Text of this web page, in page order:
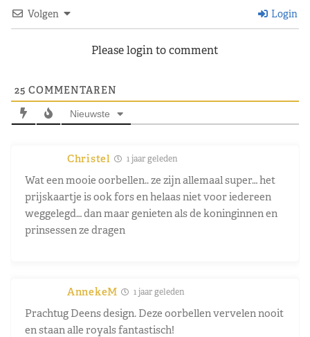
Volgen Login
Please login to comment
25 COMMENTAREN
Nieuwste
Christel 1 jaar geleden
Wat een mooie oorbellen.. ze zijn allemaal super… het
prijskaartje is ook fors en helaas niet voor iedereen
weggelegd… dan maar genieten als de koninginnen en
prinsessen ze dragen
AnnekeM 1 jaar geleden
Prachtug Deens design. Deze oorbellen vervelen nooit
en staan alle royals fantastisch!